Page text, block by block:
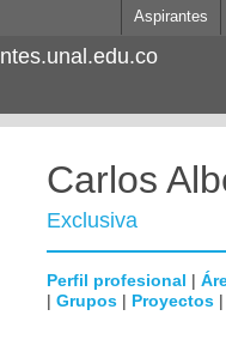
Aspirantes
Carlos
Exclusiva
Perfil profesional |
| Grupos | Proyectos